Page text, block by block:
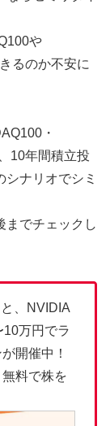
や
るのか不安に
・
10年間積立投
ナリオでシミ
までチェックし
、NVIDIA
万円でラ
開催中！
料で株を